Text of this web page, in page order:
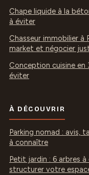
Chape liquide à la
à éviter
Chasseur immobilier à
market et négocier
Conception cuisine
éviter
À DÉCOUVRIR
Parking nomad :
à connaître
Petit jardin : 6 arbres
structurer votre